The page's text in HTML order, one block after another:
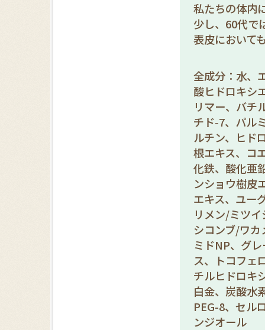
私たちの体内
少し、60代で
表皮において
全成分：水、
酸ヒドロキシ
リマー、バチ
チド-7、パル
ルチン、ヒド
根エキス、コ
化鉄、酸化亜
ンショウ樹皮
エキス、ユー
リメン/ミツ
シコンブ/ワ
ミドNP、グ
ス、トコフェ
チルヒドロキ
白金、炭酸水
PEG-8、セル
ンジオール